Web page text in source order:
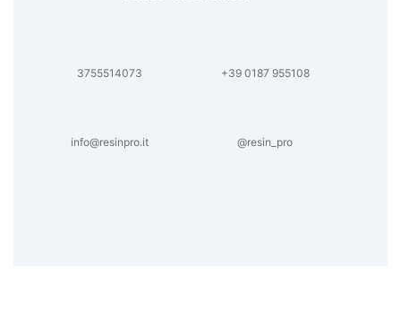
3755514073 +39 0187 955108
info@resinpro.it @resin_pro